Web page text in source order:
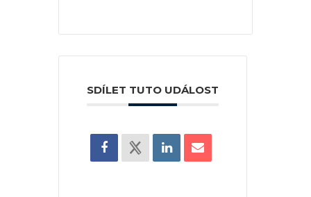
SDÍLET TUTO UDÁLOST